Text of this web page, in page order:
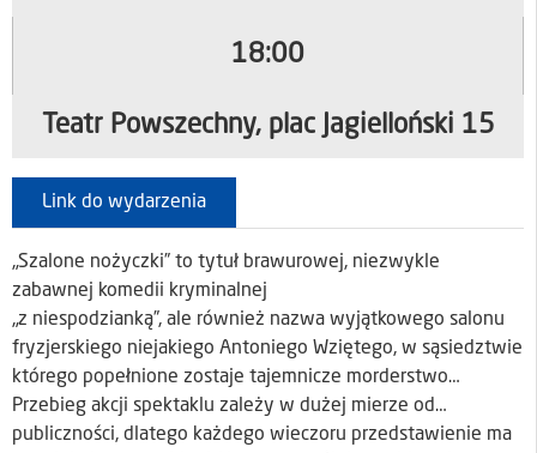
18:00
Teatr Powszechny, plac Jagielloński 15
Link do wydarzenia
„Szalone nożyczki” to tytuł brawurowej, niezwykle
zabawnej komedii kryminalnej
„z niespodzianką”, ale również nazwa wyjątkowego salonu
fryzjerskiego niejakiego Antoniego Wziętego, w sąsiedztwie
którego popełnione zostaje tajemnicze morderstwo…
Przebieg akcji spektaklu zależy w dużej mierze od…
publiczności, dlatego każdego wieczoru przedstawienie ma